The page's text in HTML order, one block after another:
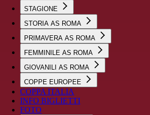
STAGIONE
STORIA AS ROMA
PRIMAVERA AS ROMA
FEMMINILE AS ROMA
GIOVANILI AS ROMA
COPPE EUROPEE
COPPA ITALIA
INFO BIGLIETTI
FOTO